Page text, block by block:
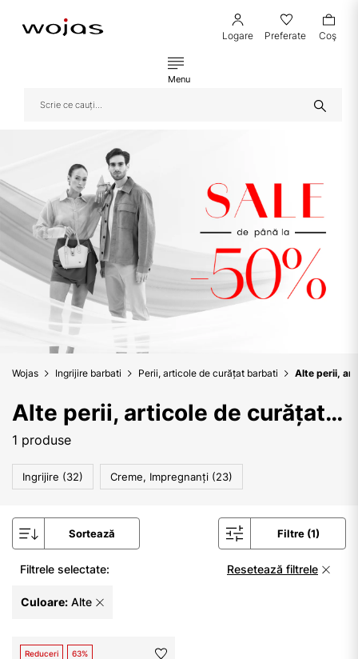
Logare Preferate Coş
Menu
Wojas Ingrijire barbati Perii, articole de curățat barbati Alte perii,
Alte perii, articole de curățat barbati
1 produse
Ingrijire (32) Creme, Impregnanți (23)
Sortează Filtre (1)
Filtrele selectate: Resetează filtrele
Culoare: Alte
Reduceri 63%